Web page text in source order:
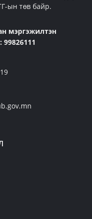
ын төв байр.
мэргэжилтэн